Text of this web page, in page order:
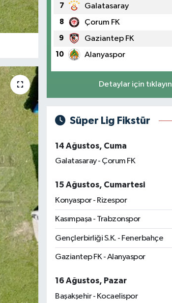
7 Galatasaray
8 Çorum FK
9 Gaziantep FK
10 Alanyaspor
Detaylar için tıklayın
Süper Lig Fikstür
14 Ağustos, Cuma
Galatasaray - Çorum FK
15 Ağustos, Cumartesi
Konyaspor - Rizespor
Kasımpaşa - Trabzonspor
Gençlerbirliği S.K. - Fenerbahçe
Gaziantep FK - Alanyaspor
16 Ağustos, Pazar
Başakşehir - Kocaelispor